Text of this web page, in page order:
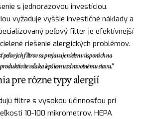
s jednorazovou investíciou.
vyžaduje vyššie investičné náklady a
peľový filter je efektívnejší
riešenie alergických problémov.
filtrov sa prejavuje nielen v úsporách na
produktivite vďaka lepšiemu zdravotnému stavu."
pre rôzne typy alergií
filtre s vysokou účinnosťou pri
10-100 mikrometrov. HEPA